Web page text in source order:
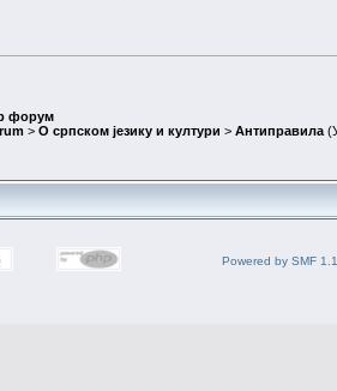
форум
> О српском језику и култури > Антиправила
Powered by SMF